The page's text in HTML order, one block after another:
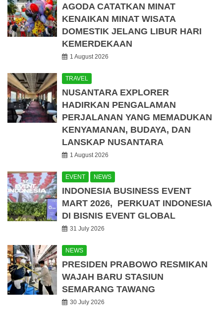
AGODA CATATKAN MINAT
KENAIKAN MINAT WISATA
DOMESTIK JELANG LIBUR HARI
KEMERDEKAAN
1 August 2026
TRAVEL
NUSANTARA EXPLORER
HADIRKAN PENGALAMAN
PERJALANAN YANG MEMADUKAN
KENYAMANAN, BUDAYA, DAN
LANSKAP NUSANTARA
1 August 2026
EVENT NEWS
INDONESIA BUSINESS EVENT
MART 2026, PERKUAT INDONESIA
DI BISNIS EVENT GLOBAL
31 July 2026
NEWS
PRESIDEN PRABOWO RESMIKAN
WAJAH BARU STASIUN
SEMARANG TAWANG
30 July 2026